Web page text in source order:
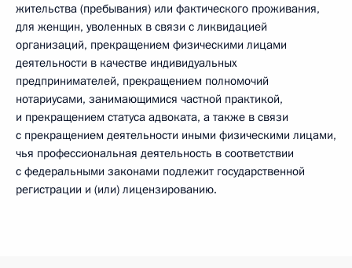
жительства (пребывания) или фактического проживания,
для женщин, уволенных в связи с ликвидацией
организаций, прекращением физическими лицами
деятельности в качестве индивидуальных
предпринимателей, прекращением полномочий
нотариусами, занимающимися частной практикой,
и прекращением статуса адвоката, а также в связи
с прекращением деятельности иными физическими лицами,
чья профессиональная деятельность в соответствии
с федеральными законами подлежит государственной
регистрации и (или) лицензированию.